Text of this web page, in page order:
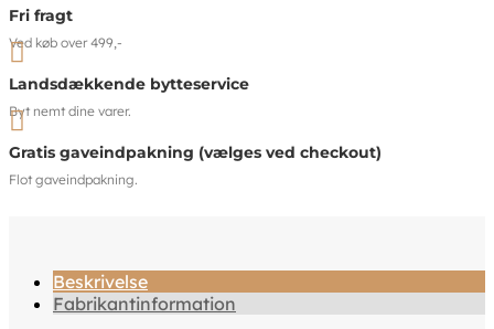
Fri fragt
Ved køb over 499,-

Landsdækkende bytteservice
Byt nemt dine varer.

Gratis gaveindpakning (vælges ved checkout)
Flot gaveindpakning.
Beskrivelse
Fabrikantinformation